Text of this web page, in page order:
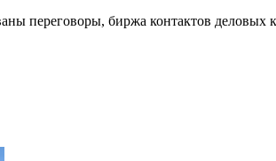
переговоры, биржа контактов